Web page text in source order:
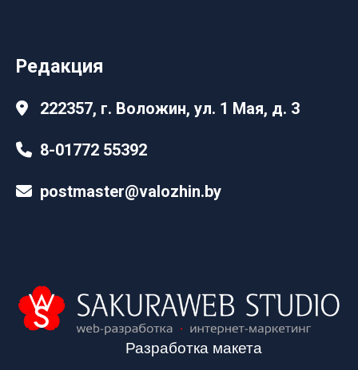
Редакция
222357, г. Воложин, ул. 1 Мая, д. 3
8-01772 55392
postmaster@valozhin.by
Разработка макета